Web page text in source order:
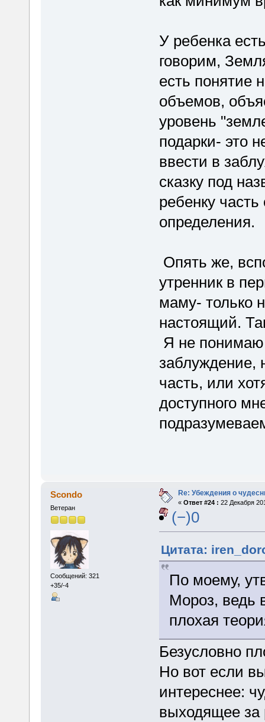
У ребенка
говорим,
есть понятие
объемов,
уровень
подарки- это
ввести в
сказку под
ребенку
определения.
Опять же,
утренник в
маму- только
настоящий.
Я не
заблуждение,
часть, или
доступного
Scondo
Ветеран
Сообщений: 321
+35/-4
Re: Убеждения о
« Ответ #24 : 22 Декабря
(−)0
Цитата:
По моему,
Мороз, ведь
плохая
Безусловно
Но вот если
интереснее:
выходящее за